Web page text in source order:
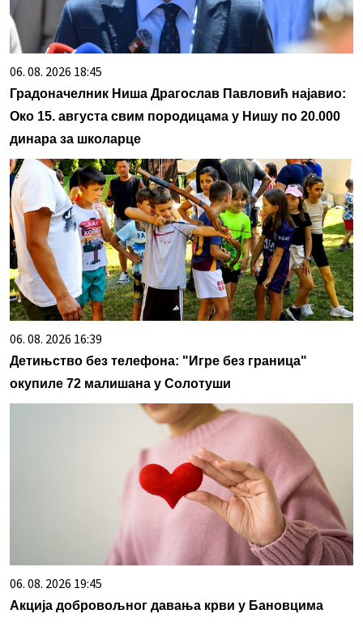
06. 08. 2026 18:45
Градоначелник Ниша Драгослав Павловић најавио:
Око 15. августа свим породицама у Нишу по 20.000
динара за школарце
06. 08. 2026 16:39
Детињство без телефона: "Игре без граница"
окупиле 72 малишана у Солотуши
06. 08. 2026 19:45
Акција добровољног давања крви у Бановцима